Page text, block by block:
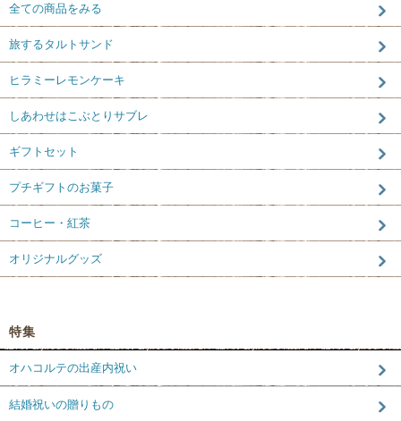
トがショーケースに並びます。
全ての商品をみる
旅するタルトサンド
ヒラミーレモンケーキ
しあわせはこぶとりサブレ
ギフトセット
プチギフトのお菓子
コーヒー・紅茶
オリジナルグッズ
特集
オハコルテの出産内祝い
結婚祝いの贈りもの